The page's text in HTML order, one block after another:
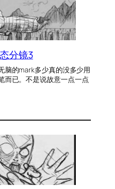
分镜3
脑的mark多少真的没多少用
而已。不是说故意一点一点